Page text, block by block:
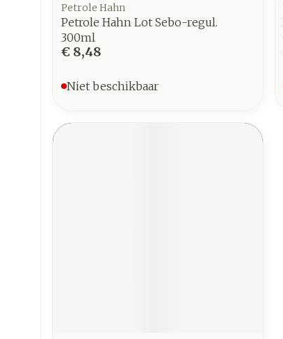
Petrole Hahn
Petrole Hahn Lot Sebo-regul.
300ml
€ 8,48
Niet beschikbaar